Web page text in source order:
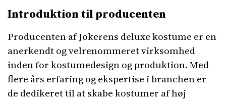
Introduktion til producenten
Producenten af Jokerens deluxe kostume er en
anerkendt og velrenommeret virksomhed
inden for kostumedesign og produktion. Med
flere års erfaring og ekspertise i branchen er
de dedikeret til at skabe kostumer af høj